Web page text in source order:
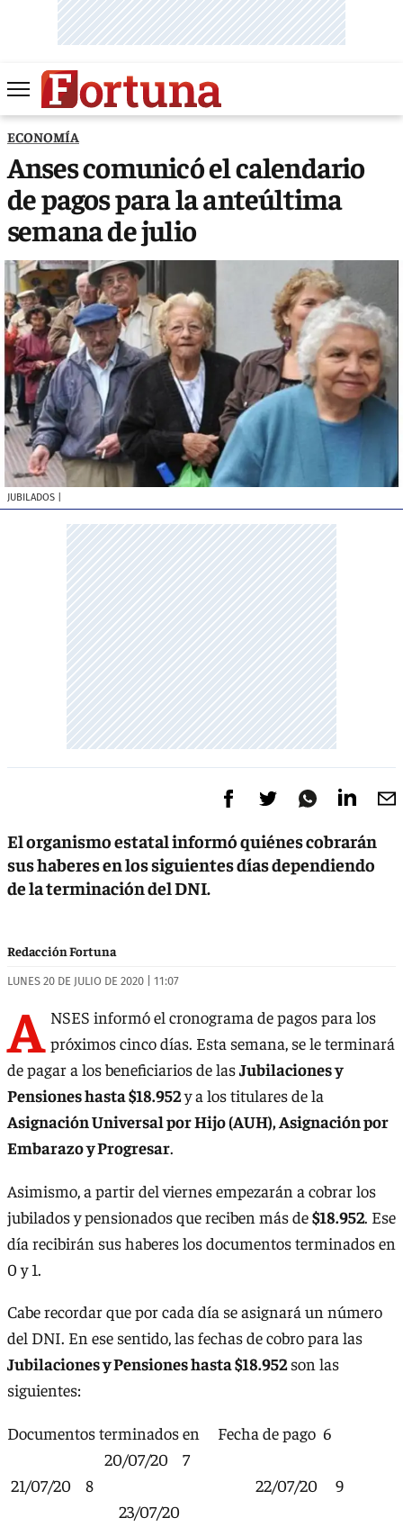
ECONOMÍA
Anses comunicó el calendario
de pagos para la anteúltima
semana de julio
JUBILADOS
El organismo estatal informó quiénes cobrarán
sus haberes en los siguientes días dependiendo
de la terminación del DNI.
Redacción Fortuna
LUNES 20 DE JULIO DE 2020 | 11:07
A NSES informó el cronograma de pagos para los
próximos cinco días. Esta semana, se le terminará
de pagar a los beneficiarios de lasJubilaciones y
Pensiones hasta $18.952y a los titulares de la
Asignación Universal por Hijo (AUH), Asignación por
Embarazo y Progresar.
Asimismo, a partir del viernes empezarán a cobrar los
jubilados y pensionados que reciben más de$18.952. Ese
día recibirán sus haberes los documentos terminados en
0 y 1.
Cabe recordar que por cada día se asignará un número
del DNI. En ese sentido, las fechas de cobro para las
Jubilaciones y Pensiones hasta $18.952son las
siguientes:
Documentos terminados en Fecha de pago 6
20/07/20 7
21/07/20 8 22/07/20 9
23/07/20